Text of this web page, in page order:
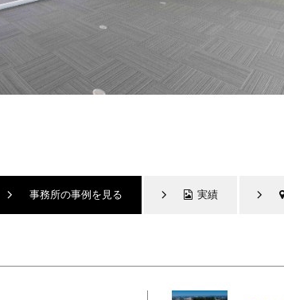
事務所の事例を見る 実績